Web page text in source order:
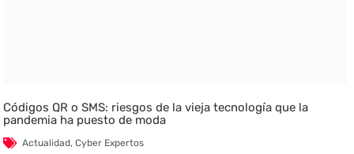
Códigos QR o SMS: riesgos de la vieja tecnología que la
pandemia ha puesto de moda
Actualidad,Cyber Expertos